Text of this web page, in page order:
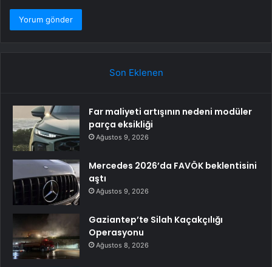
Son Eklenen
Far maliyeti artışının nedeni modüler
parça eksikliği
Ağustos 9, 2026
Mercedes 2026’da FAVÖK beklentisini
aştı
Ağustos 9, 2026
Gaziantep’te Silah Kaçakçılığı
Operasyonu
Ağustos 8, 2026